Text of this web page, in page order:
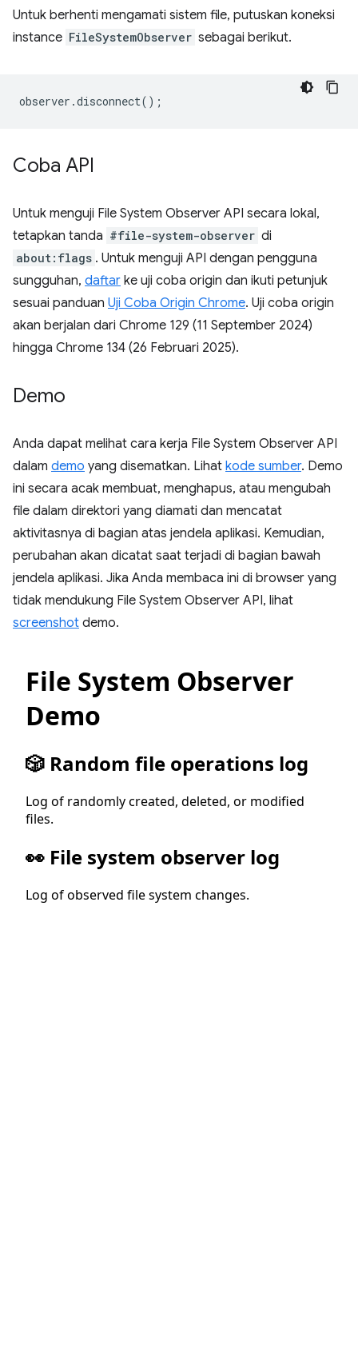
Untuk berhenti mengamati sistem file, putuskan koneksi
instance FileSystemObserver sebagai berikut.
observer .disconnect();
Coba API
Untuk menguji File System Observer API secara lokal,
tetapkan tanda #file-system-observer di
about:flags . Untuk menguji API dengan pengguna
sungguhan, daftar ke uji coba origin dan ikuti petunjuk
sesuai panduan Uji Coba Origin Chrome. Uji coba origin
akan berjalan dari Chrome 129 (11 September 2024)
hingga Chrome 134 (26 Februari 2025).
Demo
Anda dapat melihat cara kerja File System Observer API
dalam demo yang disematkan. Lihat kode sumber. Demo
ini secara acak membuat, menghapus, atau mengubah
file dalam direktori yang diamati dan mencatat
aktivitasnya di bagian atas jendela aplikasi. Kemudian,
perubahan akan dicatat saat terjadi di bagian bawah
jendela aplikasi. Jika Anda membaca ini di browser yang
tidak mendukung File System Observer API, lihat
screenshot demo.